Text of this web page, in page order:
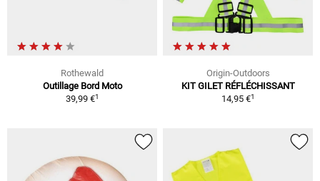
Rothewald
Outillage Bord Moto
39,99 €1
Origin-Outdoors
KIT GILET RÉFLÉCHISSANT
14,95 €1